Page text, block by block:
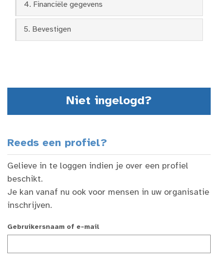
4. Financiële gegevens
5. Bevestigen
Niet ingelogd?
Reeds een profiel?
Gelieve in te loggen indien je over een profiel
beschikt.
Je kan vanaf nu ook voor mensen in uw organisatie
inschrijven.
Gebruikersnaam of e-mail